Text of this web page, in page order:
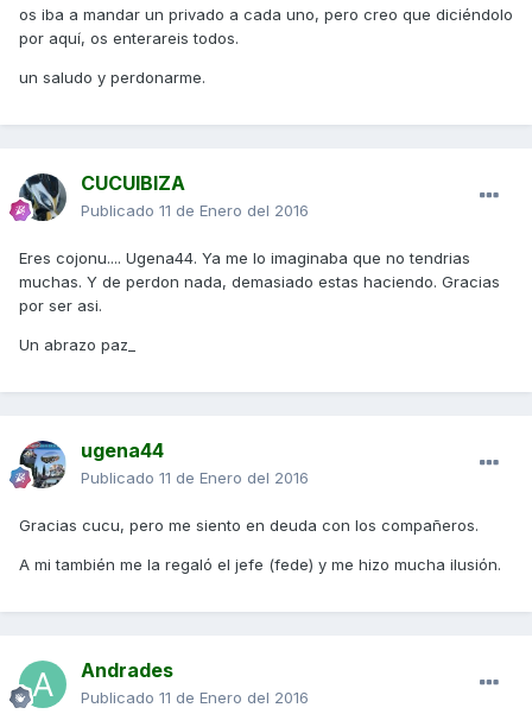
os iba a mandar un privado a cada uno, pero creo que diciéndolo
por aquí, os enterareis todos.
un saludo y perdonarme.
CUCUIBIZA
Publicado 11 de Enero del 2016
Eres cojonu.... Ugena44. Ya me lo imaginaba que no tendrias
muchas. Y de perdon nada, demasiado estas haciendo. Gracias
por ser asi.
Un abrazo paz_
ugena44
Publicado 11 de Enero del 2016
Gracias cucu, pero me siento en deuda con los compañeros.
A mi también me la regaló el jefe (fede) y me hizo mucha ilusión.
Andrades
Publicado 11 de Enero del 2016